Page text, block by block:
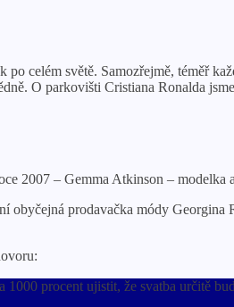
celém světě. Samozřejmě, téměř
O parkovišti Cristiana Ronalda
2007 – Gemma Atkinson – modelka
obyčejná prodavačka módy
1000 procent ujistit, že svatba určitě